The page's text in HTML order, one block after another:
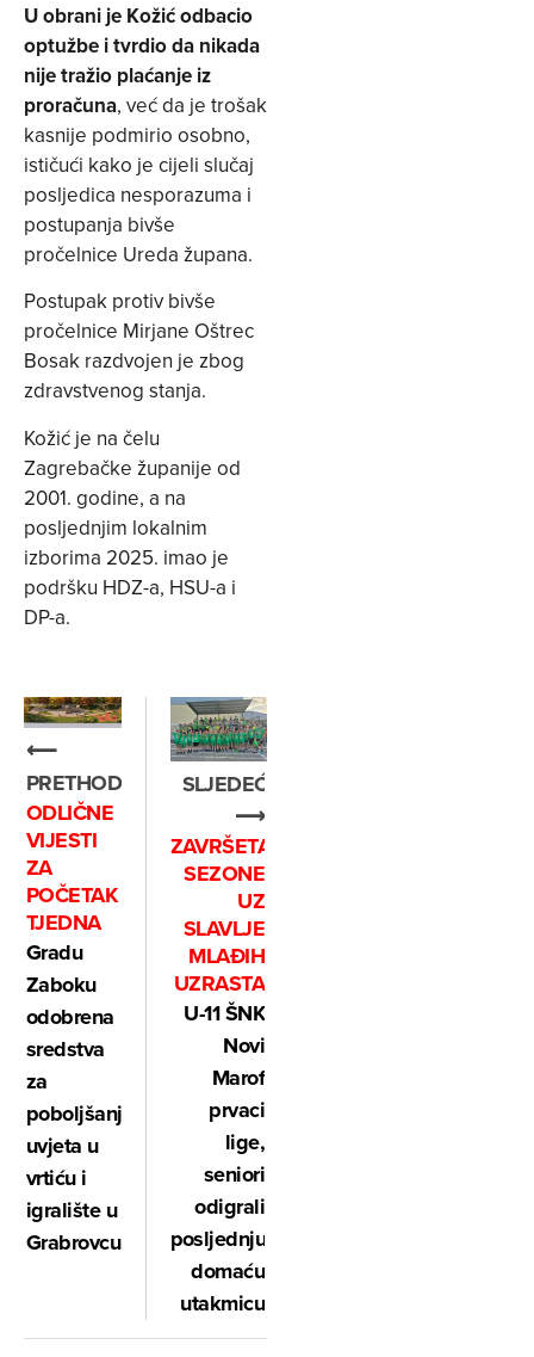
U obrani je Kožić odbacio
optužbe i tvrdio da nikada
nije tražio plaćanje iz
proračuna, već da je trošak
kasnije podmirio osobno,
ističući kako je cijeli slučaj
posljedica nesporazuma i
postupanja bivše
pročelnice Ureda župana.
Postupak protiv bivše
pročelnice Mirjane Oštrec
Bosak razdvojen je zbog
zdravstvenog stanja.
Kožić je na čelu
Zagrebačke županije od
2001. godine, a na
posljednjim lokalnim
izborima 2025. imao je
podršku HDZ-a, HSU-a i
DP-a.
⟵
PRETHODNO
ODLIČNE
VIJESTI
ZA
POČETAK
TJEDNA
Gradu
Zaboku
odobrena
sredstva
za
poboljšanje
uvjeta u
vrtiću i
igralište u
Grabrovcu
SLJEDEĆE
⟶
ZAVRŠETAK
SEZONE
UZ
SLAVLJE
MLAĐIH
UZRASTA
U-11 ŠNK
Novi
Marof
prvaci
lige,
seniori
odigrali
posljednju
domaću
utakmicu